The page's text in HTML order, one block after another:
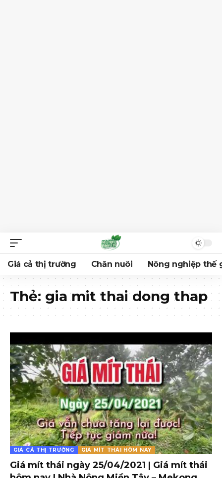
Giá cả thị trường Chăn nuôi Nông nghiệp thế
Thẻ: gia mit thai dong thap
GIÁ CẢ THỊ TRƯỜNG GIÁ MÍT THÁI HÔM NAY
Giá mít thái ngày 25/04/2021 | Giá mít thái